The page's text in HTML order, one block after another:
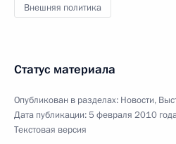
Внешняя политика
Статус материала
Опубликован в разделах: Новости,
Дата публикации:5 февраля 2010
Текстовая версия